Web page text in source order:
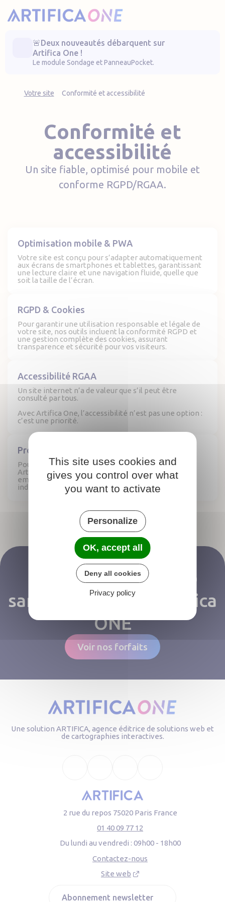
🚨Deux nouveautés débarquent sur
Artifica One !
Le module Sondage et PanneauPocket.
Votre site Conformité et accessibilité
Conformité et
accessibilité
Un site fiable, optimisé pour mobile et
conforme RGPD/RGAA.
Optimisation mobile & PWA
Votre site est conçu pour s’adapter automatiquement
aux écrans de smartphones et tablettes, garantissant
une lecture claire et une navigation fluide, quelle que
soit la taille de l’écran.
RGPD & Cookies
Pour garantir une utilisation responsable et légale de
votre site, nos outils incluent la conformité RGPD et
une gestion complète des cookies, assurant
transparence et sécurité pour vos visiteurs.
Accessibilité RGAA
Un site internet n’a de valeur que s’il peut être
consulté par tous.
Avec Artifica One, l’accessibilité n’est pas une option :
c’est une priorité.
Protection anti-robots
Pour garantir la sécurité et la fiabilité de votre site,
Artifica One intègre une protection anti-robots qui
empêche les accès automatisés et les sollicitations
indésirables.
Créer votre site web
sans efforts avec Artifica
ONE
Voir nos forfaits
Une solution ARTIFICA, agence éditrice de solutions web et
de cartographies interactives.
2 rue du repos 75020 Paris France
01 40 09 77 12
Du lundi au vendredi : 09h00 - 18h00
Contactez-nous
Site web
Abonnement newsletter
This site uses cookies and
gives you control over what
you want to activate
Personalize
OK, accept all
Deny all cookies
Privacy policy